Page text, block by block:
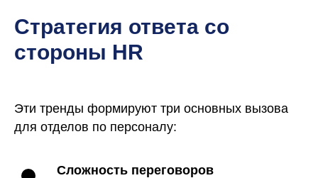
Стратегия ответа со
стороны HR
Эти тренды формируют три основных вызова
для отделов по персоналу:
Сложность переговоров